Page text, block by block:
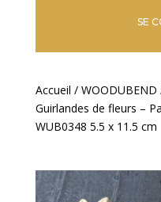
SE
Accueil / WOODUBEND
Guirlandes de fleurs –
WUB0348 5.5 x 11.5 cm